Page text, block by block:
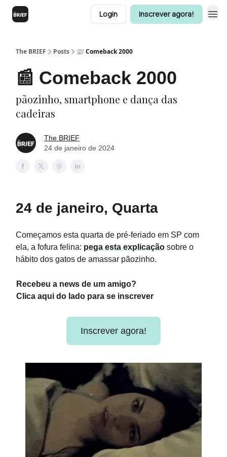
Login Inscrever agora!
The BRIEF Posts 📰 Comeback 2000
📰 Comeback 2000
pãozinho, smartphone e dança das
cadeiras
The BRIEF
24 de janeiro de 2024
24 de janeiro, Quarta
Começamos esta quarta de pré-feriado em SP com
ela, a fofura felina: pega esta explicação sobre o
hábito dos gatos de amassar pãozinho.
Recebeu a news de um amigo?
Clica aqui do lado para se inscrever
Inscrever agora!